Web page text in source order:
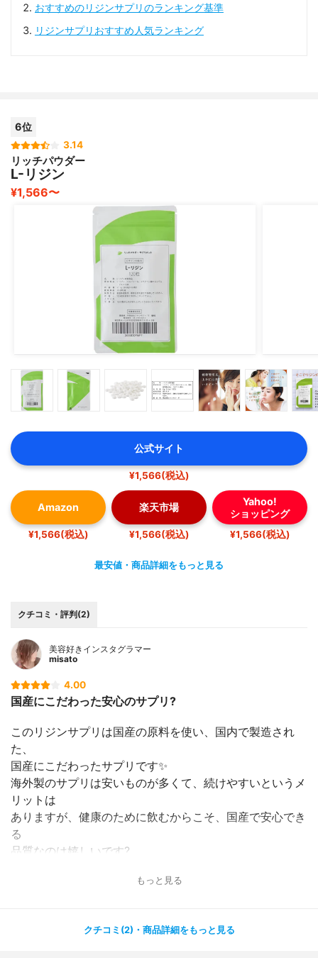
おすすめのリジンサプリのランキング基準
リジンサプリおすすめ人気ランキング
6位
3.14
リッチパウダー
L-リジン
¥1,566〜
公式サイト
¥1,566(税込)
Amazon
¥1,566(税込)
楽天市場
¥1,566(税込)
Yahoo!
ショッピング
¥1,566(税込)
最安値・商品詳細をもっと見る
クチコミ・評判(2)
美容好きインスタグラマー
misato
4.00
国産にこだわった安心のサプリ?
このリジンサプリは国産の原料を使い、国内で製造され
た、
国産にこだわったサプリです✨
海外製のサプリは安いものが多くて、続けやすいというメ
リットは
ありますが、健康のために飲むからこそ、国産で安心でき
る
品質なのは嬉しいです?
国産ですが、価格は比較的安くて、海外製のものとそれほ
もっと見る
クチコミ(2)・商品詳細をもっと見る